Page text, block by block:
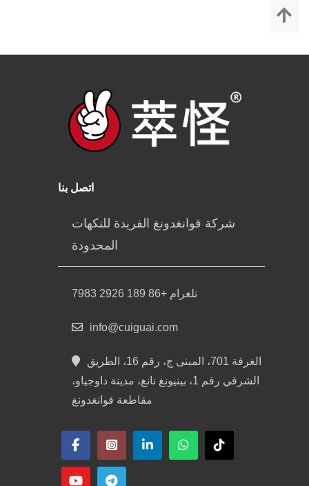
اتصل بنا
شركة قوانغدونغ الفريدة للنكهات
المحدودة
تلغرام +86 189 2926 7983
info@cuiguai.com
الغرفة 701، المبنى ج، رقم 16، الطريق
الشرقي رقم 1، بينيونغ نانغ، مدينة داوجياو،
مقاطعة قوانغدونغ